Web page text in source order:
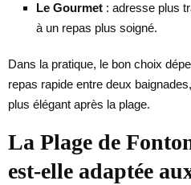
Le Gourmet : adresse plus
à un repas plus soigné.
Dans la pratique, le bon choix
repas rapide entre deux
plus élégant après la plage.
La Plage de
est-elle adaptée